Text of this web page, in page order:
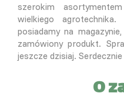
szerokim
wielkiego
posiadamy na
zamówiony produkt.
jeszcze dzisiaj.
O